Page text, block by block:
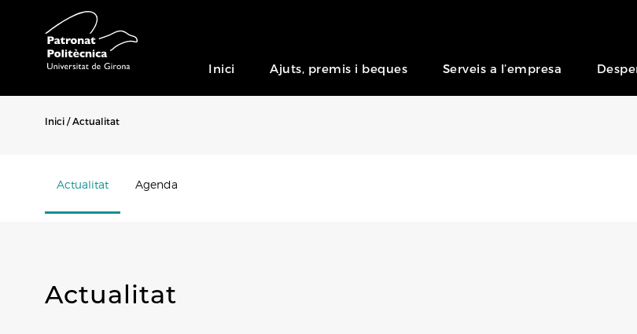
Inici Ajuts, premis i beques Serveis a l’empresa
Inici Actualitat
Actualitat Agenda
Actualitat